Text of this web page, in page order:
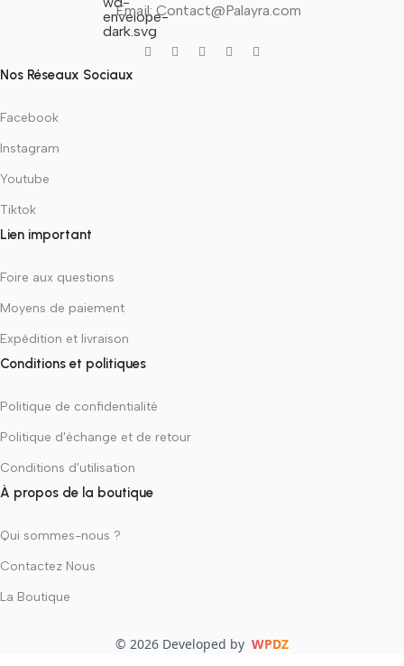
Email: Contact@Palayra.com
Nos Réseaux Sociaux
Facebook
Instagram
Youtube
Tiktok
Lien important
Foire aux questions
Moyens de paiement
Expédition et livraison
Conditions et politiques
Politique de confidentialité
Politique d'échange et de retour
Conditions d'utilisation
À propos de la boutique
Qui sommes-nous ?
Contactez Nous
La Boutique
© 2026 Developed by WPDZ